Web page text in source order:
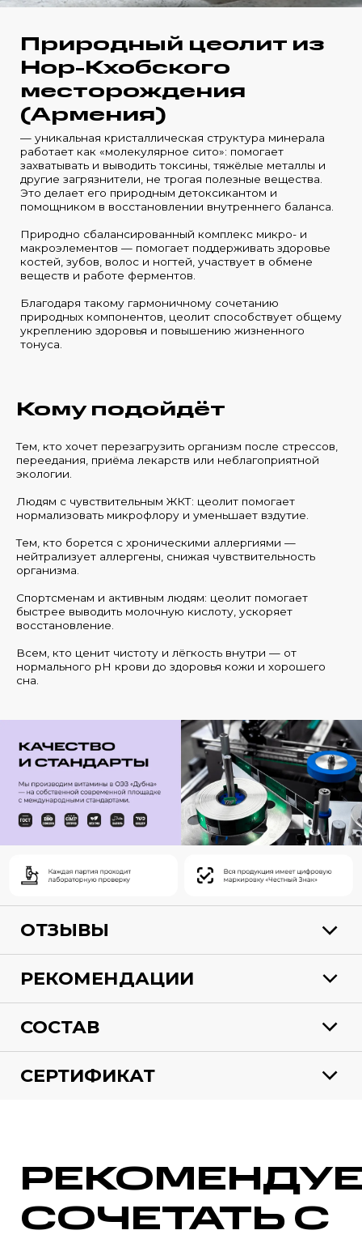
Природный цеолит из
Нор-Кхобского
месторождения
(Армения)
— уникальная кристаллическая структура минерала
работает как «молекулярное сито»: помогает
захватывать и выводить токсины, тяжёлые металлы и
другие загрязнители, не трогая полезные вещества.
Это делает его природным детоксикантом и
помощником в восстановлении внутреннего баланса.
Природно сбалансированный комплекс микро- и
макроэлементов — помогает поддерживать здоровье
костей, зубов, волос и ногтей, участвует в обмене
веществ и работе ферментов.
Благодаря такому гармоничному сочетанию
природных компонентов, цеолит способствует общему
укреплению здоровья и повышению жизненного
тонуса.
Кому подойдёт
Тем, кто хочет перезагрузить организм после стрессов,
переедания, приёма лекарств или неблагоприятной
экологии.
Людям с чувствительным ЖКТ: цеолит помогает
нормализовать микрофлору и уменьшает вздутие.
Тем, кто борется с хроническими аллергиями —
нейтрализует аллергены, снижая чувствительность
организма.
Спортсменам и активным людям: цеолит помогает
быстрее выводить молочную кислоту, ускоряет
восстановление.
Всем, кто ценит чистоту и лёгкость внутри — от
нормального pH крови до здоровья кожи и хорошего
сна.
ОТЗЫВЫ
РЕКОМЕНДАЦИИ
СОСТАВ
СЕРТИФИКАТ
СОЧЕТАТЬ С